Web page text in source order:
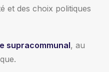
et des choix politiques
supracommunal, au